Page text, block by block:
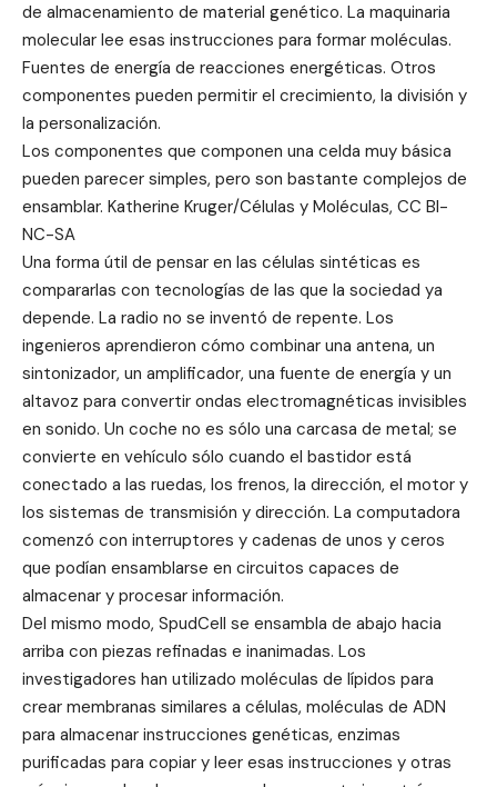
de almacenamiento de material genético. La maquinaria
molecular lee esas instrucciones para formar moléculas.
Fuentes de energía de reacciones energéticas. Otros
componentes pueden permitir el crecimiento, la división y
la personalización.
Los componentes que componen una celda muy básica
pueden parecer simples, pero son bastante complejos de
ensamblar. Katherine Kruger/Células y Moléculas, CC BI-
NC-SA
Una forma útil de pensar en las células sintéticas es
compararlas con tecnologías de las que la sociedad ya
depende. La radio no se inventó de repente. Los
ingenieros aprendieron cómo combinar una antena, un
sintonizador, un amplificador, una fuente de energía y un
altavoz para convertir ondas electromagnéticas invisibles
en sonido. Un coche no es sólo una carcasa de metal; se
convierte en vehículo sólo cuando el bastidor está
conectado a las ruedas, los frenos, la dirección, el motor y
los sistemas de transmisión y dirección. La computadora
comenzó con interruptores y cadenas de unos y ceros
que podían ensamblarse en circuitos capaces de
almacenar y procesar información.
Del mismo modo, SpudCell se ensambla de abajo hacia
arriba con piezas refinadas e inanimadas. Los
investigadores han utilizado moléculas de lípidos para
crear membranas similares a células, moléculas de ADN
para almacenar instrucciones genéticas, enzimas
purificadas para copiar y leer esas instrucciones y otras